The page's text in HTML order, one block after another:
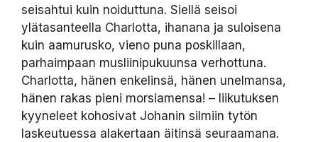
seisahtui kuin noiduttuna. Siellä seisoi
ylätasanteella Charlotta, ihanana ja suloisena
kuin aamurusko, vieno puna poskillaan,
parhaimpaan musliinipukuunsa verhottuna.
Charlotta, hänen enkelinsä, hänen unelmansa,
hänen rakas pieni morsiamensa! – liikutuksen
kyyneleet kohosivat Johanin silmiin tytön
laskeutuessa alakertaan äitinsä seuraamana.